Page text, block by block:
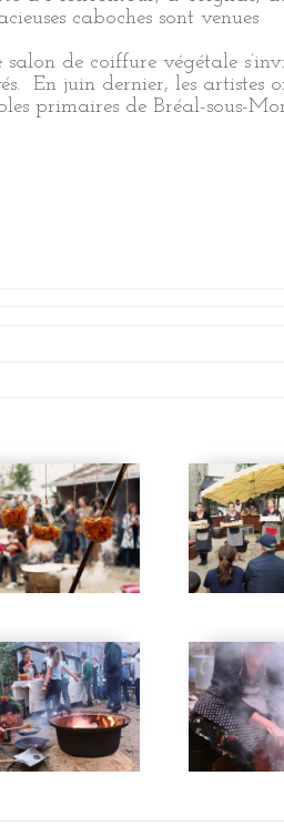
caboches sont venues
salon de coiffure végétale
En juin dernier, les artistes
primaires de Bréal-sous-